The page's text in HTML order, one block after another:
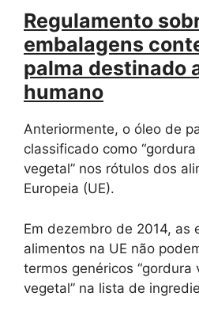
Regulamento
embalagens
palma destinado
humano
Anteriormente, o óleo de
classificado como “gordura
vegetal” nos rótulos dos
Europeia (UE).
Em dezembro de 2014, as
alimentos na UE não
termos genéricos “gordura
vegetal” na lista de